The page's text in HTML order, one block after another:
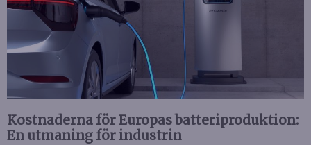
Kostnaderna för Europas batteriproduktion:
En utmaning för industrin